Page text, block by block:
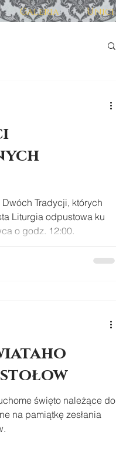
Galeria Unici
Tradycji, których
Liturgia odpustowa ku
o godz. 12:00.
święto należące do
na pamiątkę zesłania